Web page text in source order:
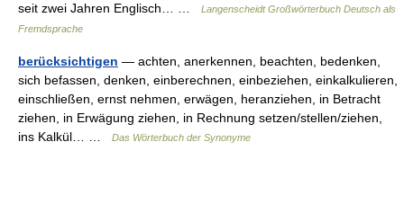
seit zwei Jahren Englisch… …
Langenscheidt Großwörterbuch Deutsch als
Fremdsprache
berücksichtigen — achten, anerkennen, beachten, bedenken,
sich befassen, denken, einberechnen, einbeziehen, einkalkulieren,
einschließen, ernst nehmen, erwägen, heranziehen, in Betracht
ziehen, in Erwägung ziehen, in Rechnung setzen/stellen/ziehen,
ins Kalkül… …
Das Wörterbuch der Synonyme